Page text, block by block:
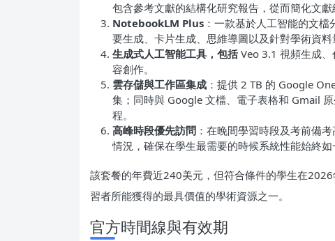
包含參考文獻的結構化研究報告，從而簡化文獻
NotebookLM Plus ：一款基於人工智能的文
要生成、卡片生成、思維導圖以及針對學術資
生成式人工智能工具，包括Veo 3.1 視頻生成、
容創作。
雲存儲與工作區集成 ：提供 2 TB 的 Google
集；同時與 Google 文檔、電子表格和 Gmail
程。
高峰時段優先訪問 ：在晚間學習時段及考前備
情況，確保在學生最需要的時候系統性能始終如
該套餐的年費近240美元，但符合條件的學生在
習者所能獲得的最具價值的學術資源之一。
官方時間線與有效期